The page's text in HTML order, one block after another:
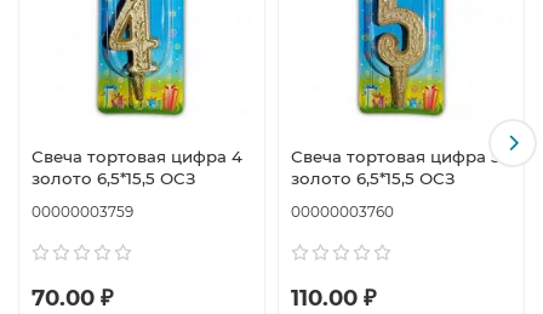
Свеча тортовая цифра 4
золото 6,5*15,5 ОСЗ
00000003759
70.00 ₽
Свеча тортовая цифра 5
золото 6,5*15,5 ОСЗ
00000003760
110.00 ₽